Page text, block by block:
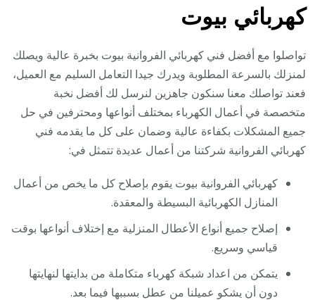
كهربائي بيوت
تواصلوا مع أفضل فني كهربائي الفروانية بيوت بخبرة عالية ويصلك
لمنزلك بالسرعة المطلوبة ويدرك جيدا التعامل السليم مع العميل،
فعند تواصلك معنا سنكون جاهزين لنرسل لك أفضل نخبة
متخصصة في أعمال الكهرباء بمختلف أنواعها ومحترفين في حل
جميع المشكلات بكفاءة عالية وضمان على كل ما يقدمه فني
كهربائي الفروانية شركتنا من أعمال عديدة تتمثل في:
كهربائي الفروانية بيوت يقوم بإصلاح كل ما يخص من أعمال
المنازل الكهربائية البسيطة والمعقدة.
إصلاح جميع أنواع الأعطال المنزلية مع إختلاف أنواعها بوقت
قياسي وسريع.
يتمكن من اعداد شبكة كهرباء متكاملة من بدايتها لنهايتها
دون أن يشكو عميلنا من عطل بسببها فيما بعد.